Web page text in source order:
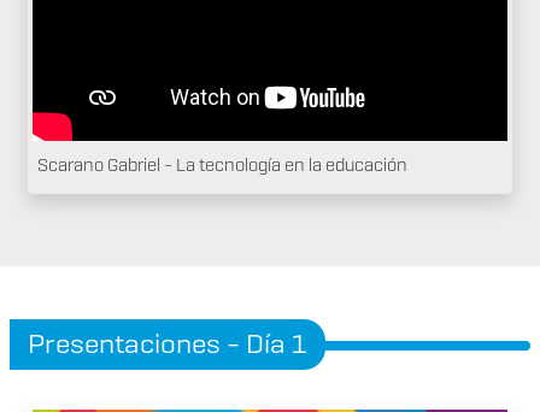
Scarano Gabriel - La tecnología en la educación
Presentaciones - Día 1